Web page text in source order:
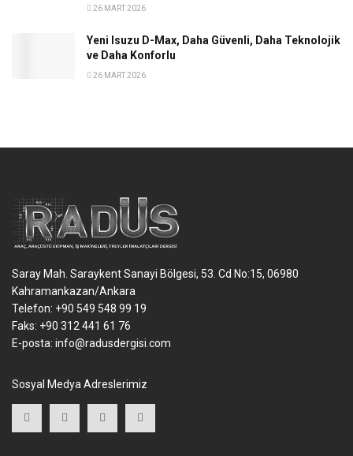
26 MART 2026
Yeni Isuzu D-Max, Daha Güvenli, Daha Teknolojik
ve Daha Konforlu
26 MART 2026
Saray Mah. Saraykent Sanayi Bölgesi, 53. Cd No:15, 06980
Kahramankazan/Ankara
Telefon: +90 549 548 99 19
Faks: +90 312 441 61 76
E-posta: info@radusdergisi.com
Sosyal Medya Adreslerimiz